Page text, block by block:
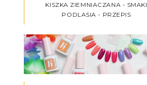
KISZKA ZIEMNIACZANA - SMAKI
PODLASIA - PRZEPIS